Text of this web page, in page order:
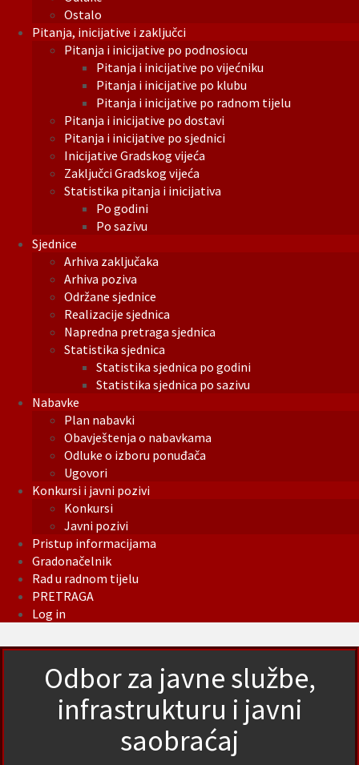
Ostalo
Pitanja, inicijative i zaključci
Pitanja i inicijative po podnosiocu
Pitanja i inicijative po vijećniku
Pitanja i inicijative po klubu
Pitanja i inicijative po radnom tijelu
Pitanja i inicijative po dostavi
Pitanja i inicijative po sjednici
Inicijative Gradskog vijeća
Zaključci Gradskog vijeća
Statistika pitanja i inicijativa
Po godini
Po sazivu
Sjednice
Arhiva zaključaka
Arhiva poziva
Održane sjednice
Realizacije sjednica
Napredna pretraga sjednica
Statistika sjednica
Statistika sjednica po godini
Statistika sjednica po sazivu
Nabavke
Plan nabavki
Obavještenja o nabavkama
Odluke o izboru ponuđača
Ugovori
Konkursi i javni pozivi
Konkursi
Javni pozivi
Pristup informacijama
Gradonačelnik
Rad u radnom tijelu
PRETRAGA
Log in
Odbor za javne službe,
infrastrukturu i javni
saobraćaj